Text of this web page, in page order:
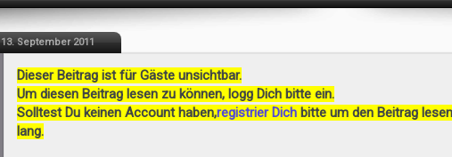
13. September 2011
Dieser Beitrag ist für Gäste unsichtbar.
Um diesen Beitrag lesen zu können, logg Dich bitte ein.
Solltest Du keinen Account haben,registrier Dich bitte um den Beitrag
lang.